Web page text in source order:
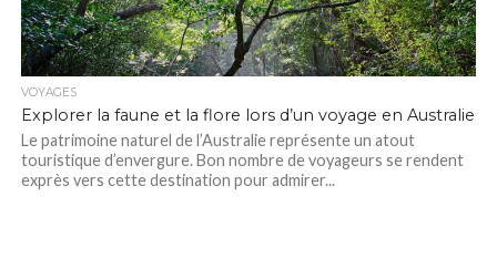
VOYAGES
Explorer la faune et la flore lors d’un voyage en Australie
Le patrimoine naturel de l’Australie représente un atout
touristique d’envergure. Bon nombre de voyageurs se rendent
exprès vers cette destination pour admirer...